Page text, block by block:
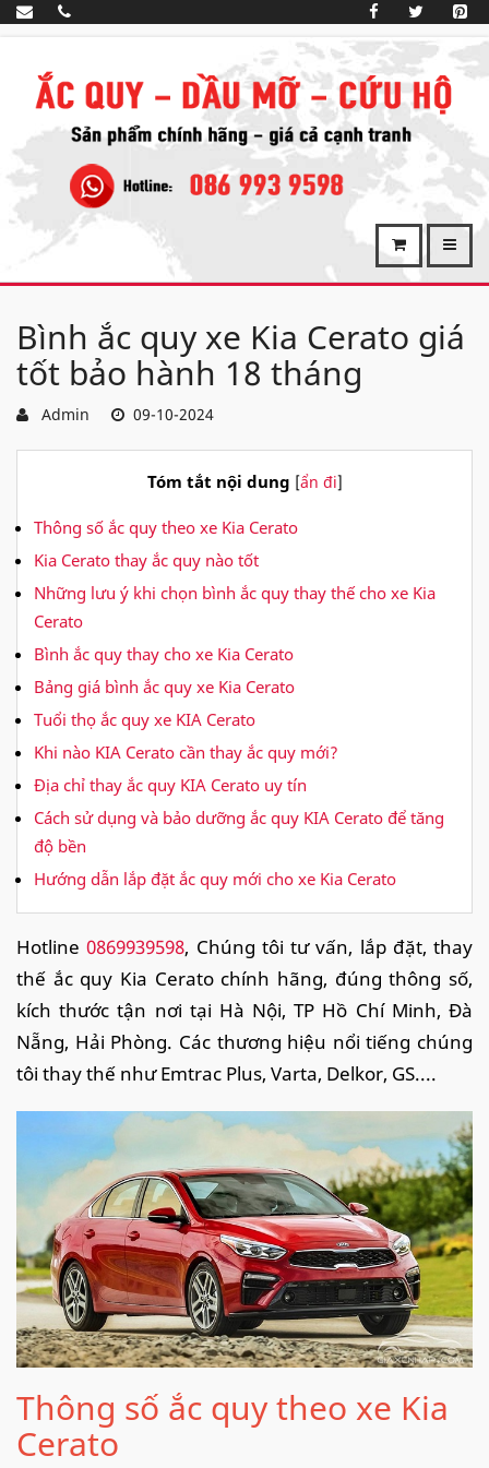
Bình ắc quy xe Kia Cerato giá
tốt bảo hành 18 tháng
Admin 09-10-2024
Tóm tắt nội dung [ẩn đi]
Thông số ắc quy theo xe Kia Cerato
Kia Cerato thay ắc quy nào tốt
Những lưu ý khi chọn bình ắc quy thay thế cho xe Kia
Cerato
Bình ắc quy thay cho xe Kia Cerato
Bảng giá bình ắc quy xe Kia Cerato
Tuổi thọ ắc quy xe KIA Cerato
Khi nào KIA Cerato cần thay ắc quy mới?
Địa chỉ thay ắc quy KIA Cerato uy tín
Cách sử dụng và bảo dưỡng ắc quy KIA Cerato để tăng
độ bền
Hướng dẫn lắp đặt ắc quy mới cho xe Kia Cerato
Hotline0869939598, Chúng tôi tư vấn, lắp đặt, thay
thế ắc quy Kia Cerato chính hãng, đúng thông số,
kích thước tận nơi tại Hà Nội, TP Hồ Chí Minh, Đà
Nẵng, Hải Phòng. Các thương hiệu nổi tiếng chúng
tôi thay thế như Emtrac Plus, Varta, Delkor, GS....
Thông số ắc quy theo xe Kia
Cerato